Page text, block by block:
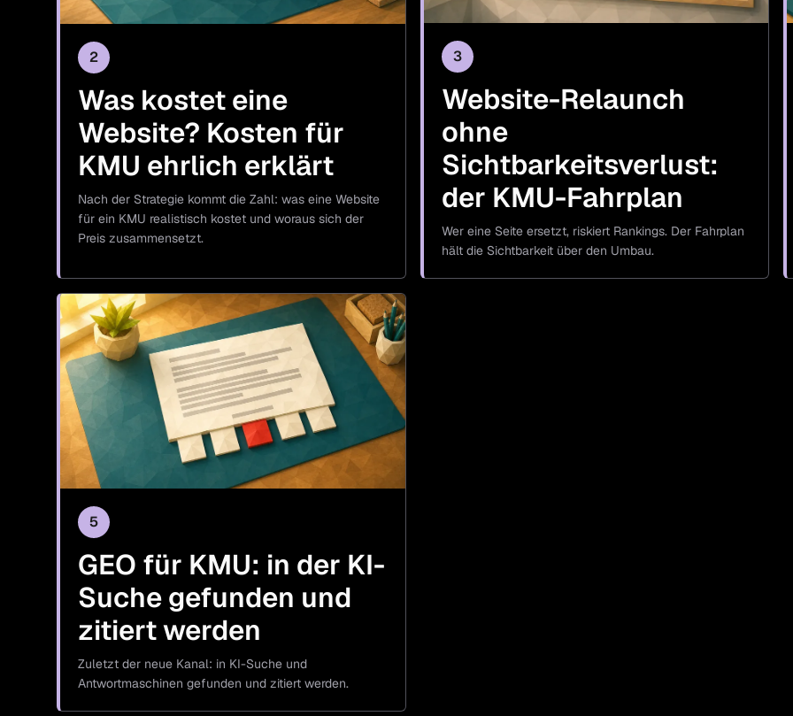
2
Was kostet eine
Website? Kosten für
KMU ehrlich erklärt
Nach der Strategie kommt die Zahl: was eine Website
für ein KMU realistisch kostet und woraus sich der
Preis zusammensetzt.
3
Website-Relaunch
ohne
Sichtbarkeitsverlust:
der KMU-Fahrplan
Wer eine Seite ersetzt, riskiert Rankings. Der Fahrplan
hält die Sichtbarkeit über den Umbau.
5
GEO für KMU: in der KI-
Suche gefunden und
zitiert werden
Zuletzt der neue Kanal: in KI-Suche und
Antwortmaschinen gefunden und zitiert werden.